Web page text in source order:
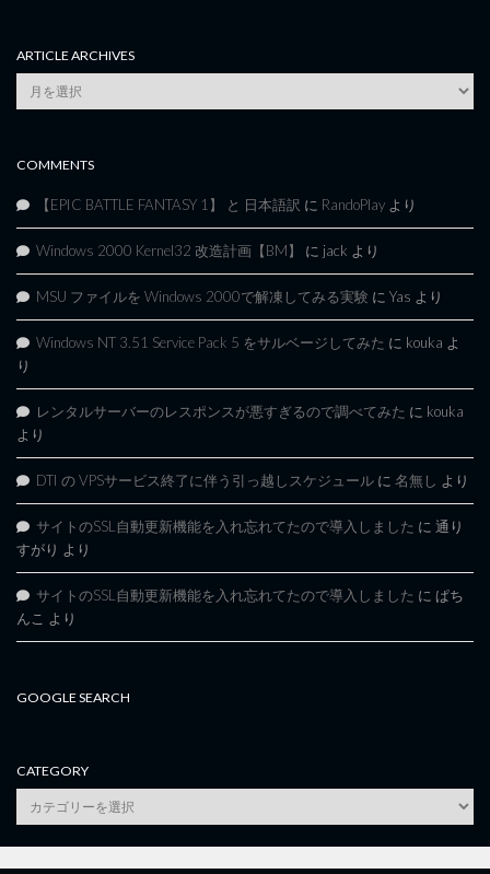
ARTICLE ARCHIVES
Article
Archives
COMMENTS
【EPIC BATTLE FANTASY 1】 と 日本語訳 に RandoPlay より
Windows 2000 Kernel32 改造計画【BM】 に jack より
MSU ファイルを Windows 2000で解凍してみる実験 に Yas より
Windows NT 3.51 Service Pack 5 をサルベージしてみた に kouka よ
り
レンタルサーバーのレスポンスが悪すぎるので調べてみた に kouka
より
DTI の VPSサービス終了に伴う引っ越しスケジュール に 名無し より
サイトのSSL自動更新機能を入れ忘れてたので導入しました に 通り
すがり より
サイトのSSL自動更新機能を入れ忘れてたので導入しました に ぱち
んこ より
GOOGLE SEARCH
CATEGORY
category